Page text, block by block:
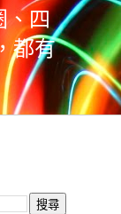
、四
都有